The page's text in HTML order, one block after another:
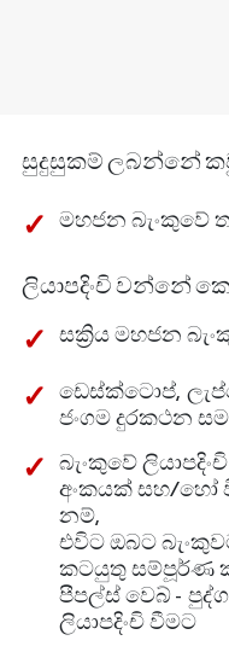
සුදුසුකම් ලබන්නේ
මහජන බැංකුවේ
ලියාපදිංචි වන්නේ
සක්‍රිය මහජන
ඩෙස්ක්ටොප්,
ජංගම දුරකථන
බැංකුවේ
අංකයක් සහ/හෝ
නම්,
එවිට ඔබට
කටයුතු සම්පූර්ණ
පීපල්ස් වෙබ් -
ලියාපදිංචි වීමට